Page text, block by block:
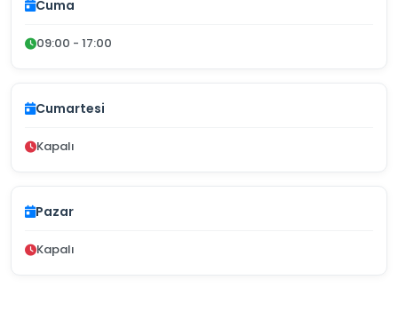
Cuma
09:00 - 17:00
Cumartesi
Kapalı
Pazar
Kapalı